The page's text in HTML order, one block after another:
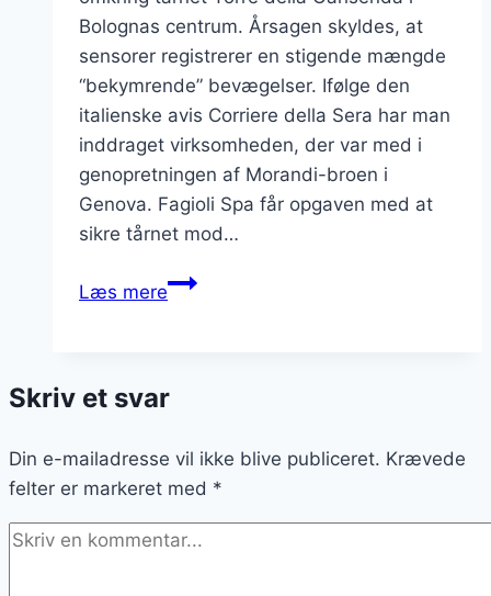
Bolognas centrum. Årsagen skyldes, at
sensorer registrerer en stigende mængde
“bekymrende” bevægelser. Ifølge den
italienske avis Corriere della Sera har man
inddraget virksomheden, der var med i
genopretningen af Morandi-broen i
Genova. Fagioli Spa får opgaven med at
sikre tårnet mod…
Læs mereBolognas
vakler
Skriv et svar
Din e-mailadresse vil ikke blive publiceret. Krævede
felter er markeret med *